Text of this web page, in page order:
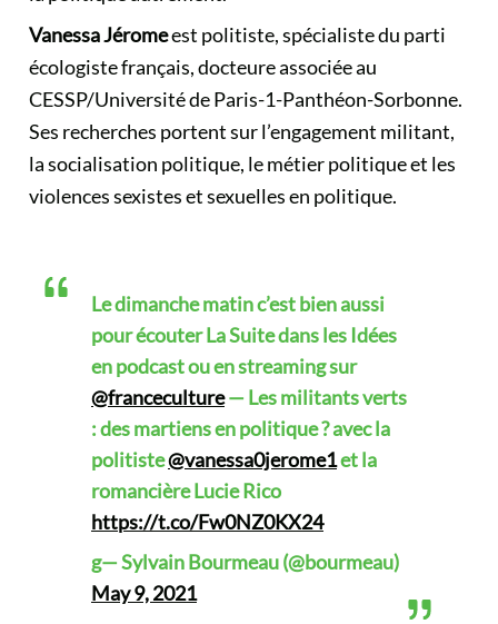
Vanessa Jéromeest politiste, spécialiste du parti
écologiste français, docteure associée au
CESSP/Université de Paris-1-Panthéon-Sorbonne.
Ses recherches portent sur l’engagement militant,
la socialisation politique, le métier politique et les
violences sexistes et sexuelles en politique.
Le dimanche matin c’est bien aussi
pour écouter La Suite dans les Idées
en podcast ou en streaming sur
@franceculture— Les militants verts
: des martiens en politique ? avec la
politiste@vanessa0jerome1et la
romancière Lucie Rico
https://t.co/Fw0NZ0KX24
g— Sylvain Bourmeau (@bourmeau)
May 9, 2021